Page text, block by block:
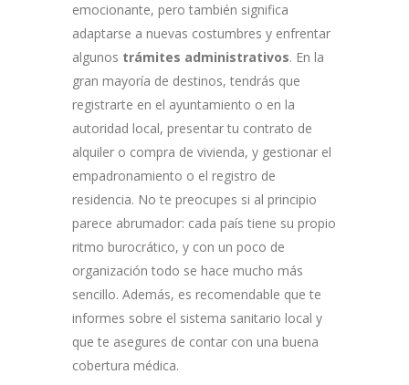
emocionante, pero también significa
adaptarse a nuevas costumbres y enfrentar
algunos trámites administrativos. En la
gran mayoría de destinos, tendrás que
registrarte en el ayuntamiento o en la
autoridad local, presentar tu contrato de
alquiler o compra de vivienda, y gestionar el
empadronamiento o el registro de
residencia. No te preocupes si al principio
parece abrumador: cada país tiene su propio
ritmo burocrático, y con un poco de
organización todo se hace mucho más
sencillo. Además, es recomendable que te
informes sobre el sistema sanitario local y
que te asegures de contar con una buena
cobertura médica.